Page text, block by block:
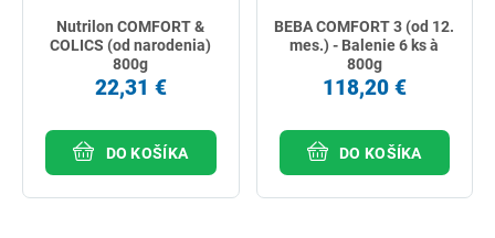
Nutrilon COMFORT &
COLICS (od narodenia)
800g
22,31 €
DO KOŠÍKA
BEBA COMFORT 3 (od 12.
mes.) - Balenie 6 ks à
800g
118,20 €
DO KOŠÍKA